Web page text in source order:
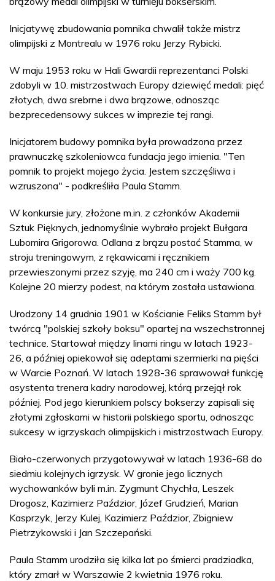
Inicjatywę zbudowania pomnika chwalił także mistrz
olimpijski z Montrealu w 1976 roku Jerzy Rybicki.
W maju 1953 roku w Hali Gwardii reprezentanci Polski
zdobyli w 10. mistrzostwach Europy dziewięć medali: pięć
złotych, dwa srebrne i dwa brązowe, odnosząc
bezprecedensowy sukces w imprezie tej rangi.
Inicjatorem budowy pomnika była prowadzona przez
prawnuczkę szkoleniowca fundacja jego imienia. "Ten
pomnik to projekt mojego życia. Jestem szczęśliwa i
wzruszona" - podkreśliła Paula Stamm.
W konkursie jury, złożone m.in. z członków Akademii
Sztuk Pięknych, jednomyślnie wybrało projekt Bułgara
Lubomira Grigorowa. Odlana z brązu postać Stamma, w
stroju treningowym, z rękawicami i ręcznikiem
przewieszonymi przez szyję, ma 240 cm i waży 700 kg.
Kolejne 20 mierzy podest, na którym została ustawiona.
Urodzony 14 grudnia 1901 w Kościanie Feliks Stamm był
twórcą "polskiej szkoły boksu" opartej na wszechstronnej
technice. Startował między linami ringu w latach 1923-
26, a później opiekował się adeptami szermierki na pięści
w Warcie Poznań. W latach 1928-36 sprawował funkcję
asystenta trenera kadry narodowej, którą przejął rok
później. Pod jego kierunkiem polscy bokserzy zapisali się
złotymi zgłoskami w historii polskiego sportu, odnosząc
sukcesy w igrzyskach olimpijskich i mistrzostwach Europy.
Biało-czerwonych przygotowywał w latach 1936-68 do
siedmiu kolejnych igrzysk. W gronie jego licznych
wychowanków byli m.in. Zygmunt Chychła, Leszek
Drogosz, Kazimierz Paździor, Józef Grudzień, Marian
Kasprzyk, Jerzy Kulej, Kazimierz Paździor, Zbigniew
Pietrzykowski i Jan Szczepański.
Paula Stamm urodziła się kilka lat po śmierci pradziadka,
który zmarł w Warszawie 2 kwietnia 1976 roku.